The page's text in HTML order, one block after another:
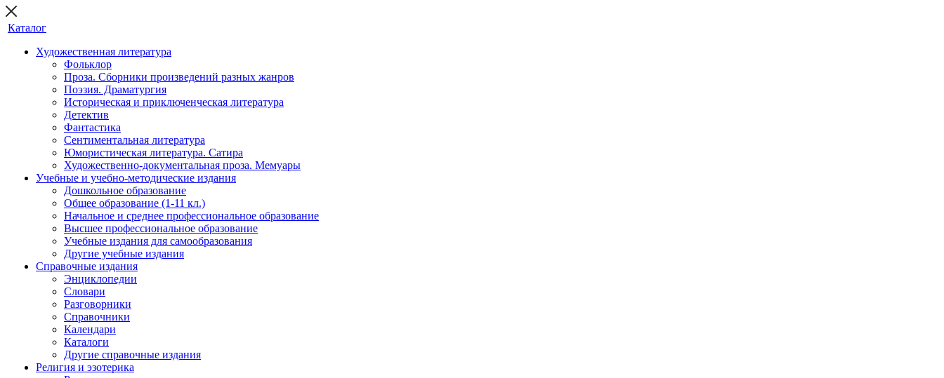
Каталог
Художественная литература
Фольклор
Проза. Сборники произведений разных жанров
Поэзия. Драматургия
Историческая и приключенческая литература
Детектив
Фантастика
Сентиментальная литература
Юмористическая литература. Сатира
Художественно-документальная проза. Мемуары
Учебные и учебно-методические издания
Дошкольное образование
Общее образование (1-11 кл.)
Начальное и среднее профессиональное образование
Высшее профессиональное образование
Учебные издания для самообразования
Другие учебные издания
Справочные издания
Энциклопедии
Словари
Разговорники
Справочники
Календари
Каталоги
Другие справочные издания
Религия и эзотерика